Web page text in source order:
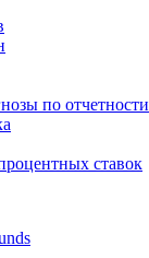
по отчетности
ставок